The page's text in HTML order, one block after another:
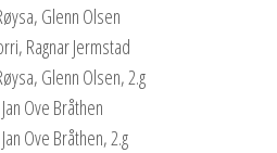
Glenn Olsen
Ragnar Jermstad
Glenn Olsen, 2.g
Ove Bråthen
Ove Bråthen, 2.g